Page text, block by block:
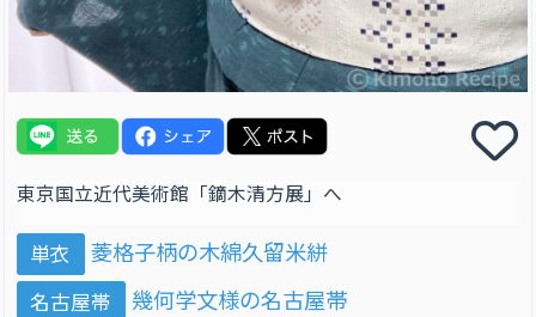
東京国立近代美術館「鏑木清方展」へ
単衣 菱格子柄の木綿久留米絣
名古屋帯 幾何学文様の名古屋帯